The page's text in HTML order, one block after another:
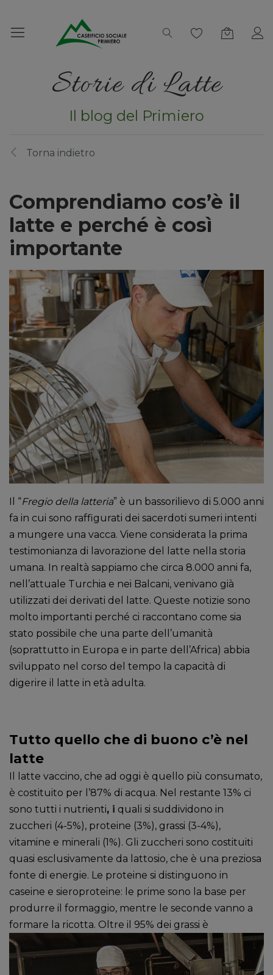
Storie di Latte
Il blog del Primiero
Torna indietro
Comprendiamo cos’è il
latte e perché è così
importante
Il “Fregio della latteria” è un bassorilievo di 5.000 anni
fa in cui sono raffigurati dei sacerdoti sumeri intenti
a mungere una vacca. Viene considerata la prima
testimonianza di lavorazione del latte nella storia
umana. In realtà sappiamo che circa 8.000 anni fa,
nell’attuale Turchia e nei Balcani, venivano già
utilizzati dei derivati del latte. Queste notizie sono
molto importanti perché ci raccontano come sia
stato possibile che una parte dell’umanità
(soprattutto in Europa e in parte dell’Africa) abbia
sviluppato nel corso del tempo la capacità di
digerire il latte in età adulta.
Tutto quello che di buono c’è nel
latte
Il latte vaccino, che ad oggi è quello più consumato,
è costituito per l’87% di acqua. Nel restante 13% ci
sono tutti i nutrienti, i quali si suddividono in
zuccheri (4-5%), proteine (3%), grassi (3-4%),
vitamine e minerali (1%). Gli zuccheri sono costituiti
quasi esclusivamente da lattosio, che è una preziosa
fonte di energie. Le proteine si distinguono in
caseine e sieroproteine: le prime sono la base per
produrre il formaggio, mentre le seconde vanno a
formare la ricotta. Oltre il 95% dei grassi è